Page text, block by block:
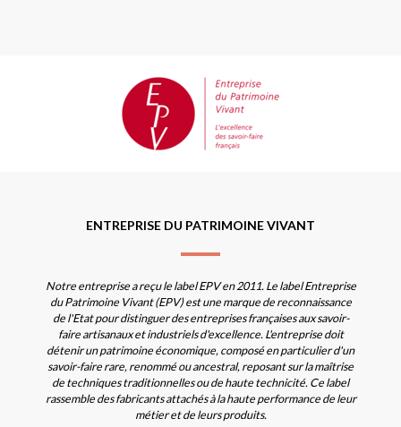
ENTREPRISE DU PATRIMOINE VIVANT
Notre entreprise a reçu le label EPV en 2011. Le label Entreprise
du Patrimoine Vivant (EPV) est une marque de reconnaissance
de l'Etat pour distinguer des entreprises françaises aux savoir-
faire artisanaux et industriels d'excellence. L'entreprise doit
détenir un patrimoine économique, composé en particulier d'un
savoir-faire rare, renommé ou ancestral, reposant sur la maîtrise
de techniques traditionnelles ou de haute technicité. Ce label
rassemble des fabricants attachés à la haute performance de leur
métier et de leurs produits.